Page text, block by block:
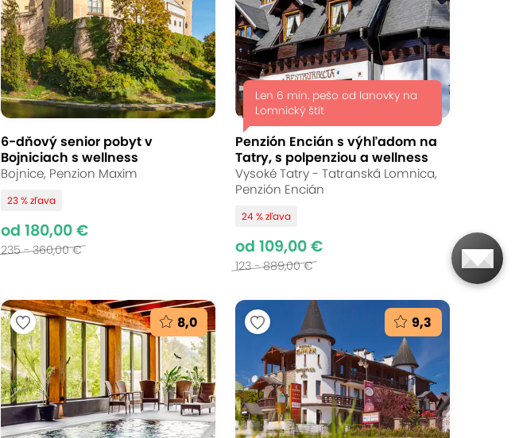
6-dňový senior pobyt v
Bojniciach s wellness
Bojnice, Penzion Maxim
23 % zľava
od 180,00 €
235 - 360,00 €
Len 6 min. pešo od lanovky na
Lomnický štít
Penzión Encián s výhľadom na
Tatry, s polpenziou a wellness
Vysoké Tatry - Tatranská Lomnica,
Penzión Encián
24 % zľava
od 109,00 €
123 - 889,00 €
8,0 9,3